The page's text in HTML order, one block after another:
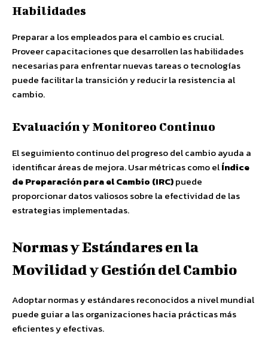
Habilidades
Preparar a los empleados para el cambio es crucial.
Proveer capacitaciones que desarrollen las habilidades
necesarias para enfrentar nuevas tareas o tecnologías
puede facilitar la transición y reducir la resistencia al
cambio.
Evaluación y Monitoreo Continuo
El seguimiento continuo del progreso del cambio ayuda a
identificar áreas de mejora. Usar métricas como elÍndice
de Preparación para el Cambio (IRC)puede
proporcionar datos valiosos sobre la efectividad de las
estrategias implementadas.
Normas y Estándares en la
Movilidad y Gestión del Cambio
Adoptar normas y estándares reconocidos a nivel mundial
puede guiar a las organizaciones hacia prácticas más
eficientes y efectivas.